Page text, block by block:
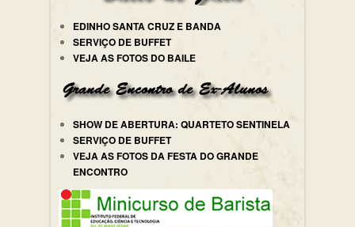
EDINHO SANTA CRUZ E BANDA
SERVIÇO DE BUFFET
VEJA AS FOTOS DO BAILE
SHOW DE ABERTURA: QUARTETO SENTINELA
SERVIÇO DE BUFFET
VEJA AS FOTOS DA FESTA DO GRANDE
ENCONTRO